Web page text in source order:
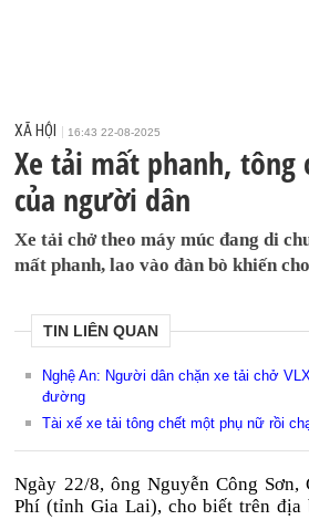
XÃ HỘI 16:43 22-08-2025
Xe tải mất phanh, tông
của người dân
Xe tải chở theo máy múc đang di
mất phanh, lao vào đàn bò khiến
TIN LIÊN QUAN
Nghệ An: Người dân chặn xe tải chở
đường
Tài xế xe tải tông chết một phụ nữ rồi
Ngày 22/8, ông Nguyễn Công
Phí (tỉnh Gia Lai), cho biết trên địa